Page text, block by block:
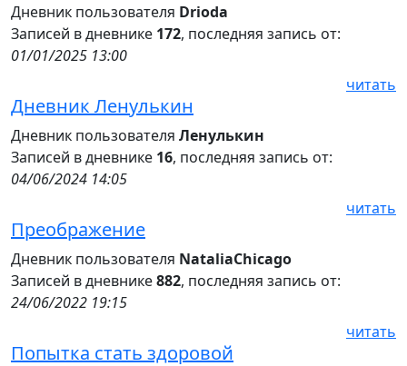
Дневник пользователя Drioda
Записей в дневнике 172, последняя запись от:
01/01/2025 13:00
читать
Дневник Ленулькин
Дневник пользователя Ленулькин
Записей в дневнике 16, последняя запись от:
04/06/2024 14:05
читать
Преображение
Дневник пользователя NataliaChicago
Записей в дневнике882, последняя запись от:
24/06/2022 19:15
читать
Попытка стать здоровой